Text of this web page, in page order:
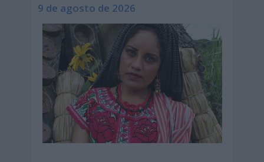
9 de agosto de 2026